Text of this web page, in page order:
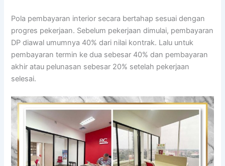
Pola pembayaran interior secara bertahap sesuai dengan
progres pekerjaan. Sebelum pekerjaan dimulai, pembayaran
DP diawal umumnya 40% dari nilai kontrak. Lalu untuk
pembayaran termin ke dua sebesar 40% dan pembayaran
akhir atau pelunasan sebesar 20% setelah pekerjaan
selesai.